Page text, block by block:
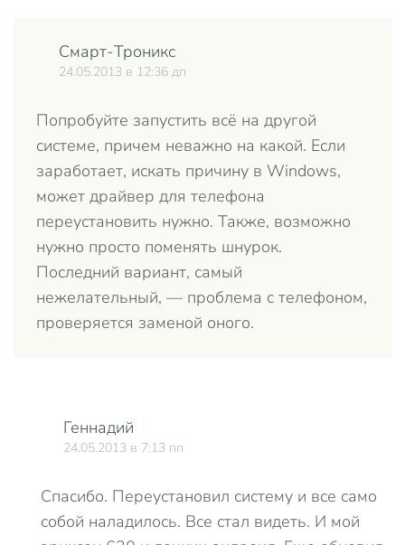
Смарт-Троникс
24.05.2013 в 12:36 дп
Попробуйте запустить всё на другой
системе, причем неважно на какой. Если
заработает, искать причину в Windows,
может драйвер для телефона
переустановить нужно. Также, возможно
нужно просто поменять шнурок.
Последний вариант, самый
нежелательный, — проблема с телефоном,
проверяется заменой оного.
Геннадий
24.05.2013 в 7:13 пп
Спасибо. Переустановил систему и все само
собой наладилось. Все стал видеть. И мой